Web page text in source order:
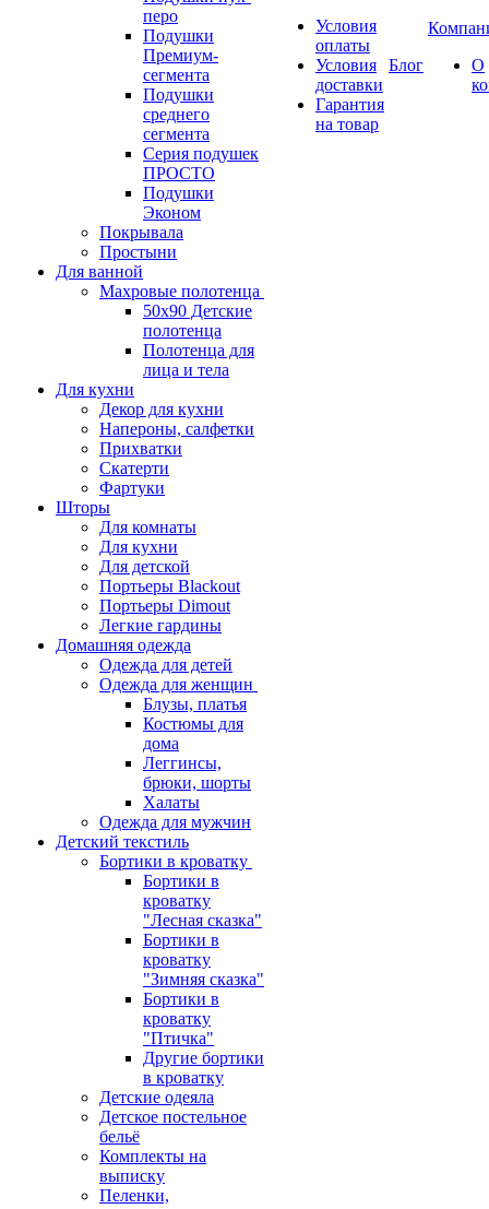
перо
Подушки
Премиум-
сегмента
Подушки
среднего
сегмента
Серия подушек
ПРОСТО
Подушки
Эконом
Покрывала
Простыни
Для ванной
Махровые полотенца
50х90 Детские
полотенца
Полотенца для
лица и тела
Для кухни
Декор для кухни
Напероны, салфетки
Прихватки
Скатерти
Фартуки
Шторы
Для комнаты
Для кухни
Для детской
Портьеры Blackout
Портьеры Dimout
Легкие гардины
Домашняя одежда
Одежда для детей
Одежда для женщин
Блузы, платья
Костюмы для
дома
Леггинсы,
брюки, шорты
Халаты
Одежда для мужчин
Детский текстиль
Бортики в кроватку
Бортики в
кроватку
"Лесная сказка"
Бортики в
кроватку
"Зимняя сказка"
Бортики в
кроватку
"Птичка"
Другие бортики
в кроватку
Детские одеяла
Детское постельное
бельё
Комплекты на
выписку
Пеленки,
Условия
оплаты
Условия
доставки
Гарантия
на товар
Блог
О